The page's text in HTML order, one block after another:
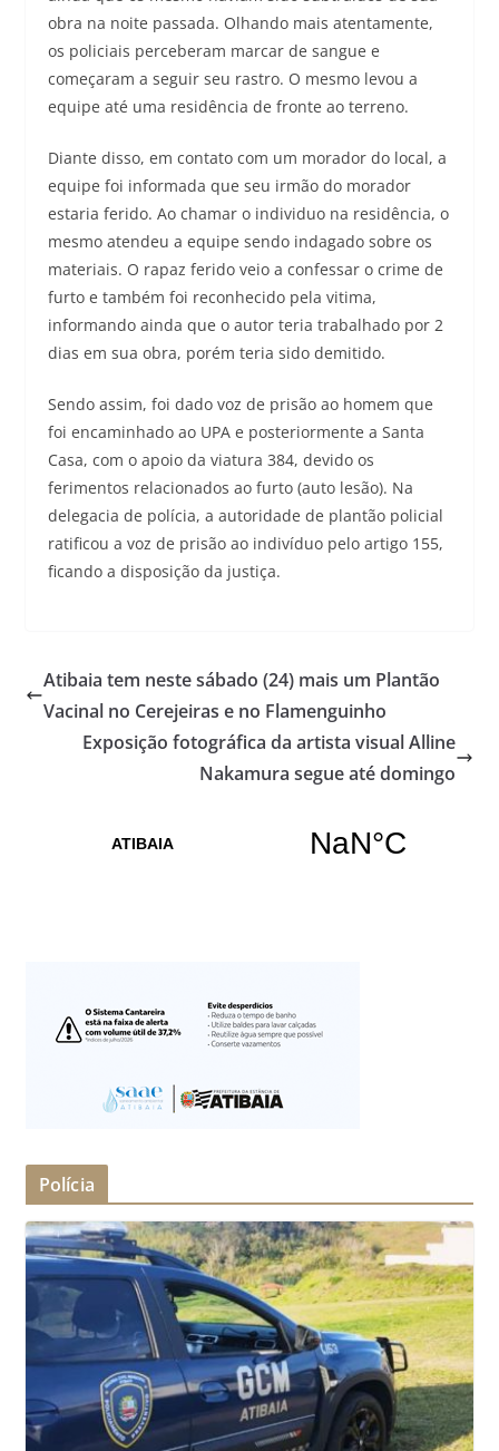
obra na noite passada. Olhando mais atentamente,
os policiais perceberam marcar de sangue e
começaram a seguir seu rastro. O mesmo levou a
equipe até uma residência de fronte ao terreno.
Diante disso, em contato com um morador do local, a
equipe foi informada que seu irmão do morador
estaria ferido. Ao chamar o individuo na residência, o
mesmo atendeu a equipe sendo indagado sobre os
materiais. O rapaz ferido veio a confessar o crime de
furto e também foi reconhecido pela vitima,
informando ainda que o autor teria trabalhado por 2
dias em sua obra, porém teria sido demitido.
Sendo assim, foi dado voz de prisão ao homem que
foi encaminhado ao UPA e posteriormente a Santa
Casa, com o apoio da viatura 384, devido os
ferimentos relacionados ao furto (auto lesão). Na
delegacia de polícia, a autoridade de plantão policial
ratificou a voz de prisão ao indivíduo pelo artigo 155,
ficando a disposição da justiça.
Atibaia tem neste sábado (24) mais um Plantão
Vacinal no Cerejeiras e no Flamenguinho
Exposição fotográfica da artista visual Alline
Nakamura segue até domingo
Polícia